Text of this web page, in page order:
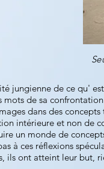
jungienne de ce qu'
mots de sa
dans des
intérieure et non de
un monde de
à ces réflexions
ils ont atteint leur but,